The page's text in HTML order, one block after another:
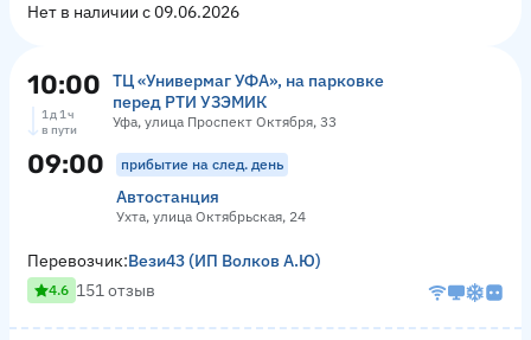
Нет в наличии с 09.06.2026
10:00
ТЦ «Универмаг УФА», на парковке
перед РТИ УЗЭМИК
Уфа, улица Проспект Октября, 33
1 д 1 ч
в пути
09:00 прибытие на след. день
Автостанция
Ухта, улица Октябрьская, 24
Перевозчик:Вези43 (ИП Волков А.Ю)
4.6 151 отзыв